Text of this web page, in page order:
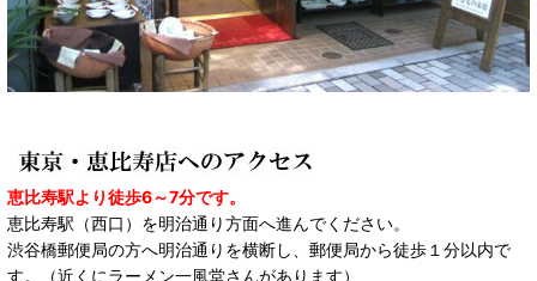
恵比寿駅より徒歩6～7分です。
恵比寿駅（西口）を明治通り方面へ進んでください。
渋谷橋郵便局の方へ明治通りを横断し、郵便局から徒歩１分以内で
す。（近くにラーメン一風堂さんがあります）